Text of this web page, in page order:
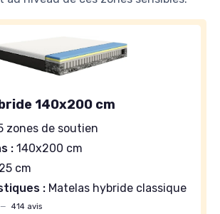
140x200 cm
zones de soutien
: 140x200 cm
25 cm
: Matelas hybride classique
— 414 avis